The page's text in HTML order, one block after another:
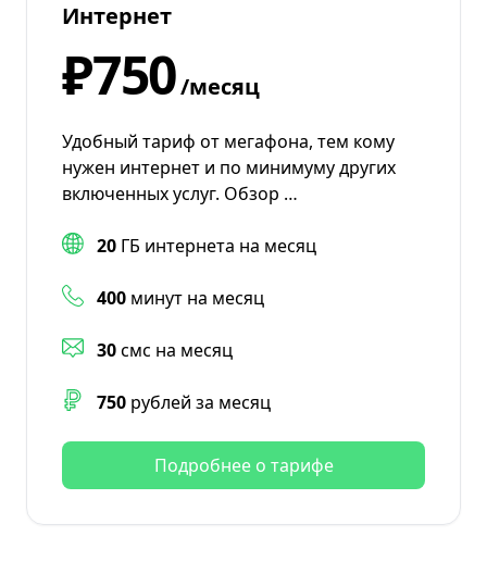
Интернет
₽750/месяц
Удобный тариф от мегафона, тем кому
нужен интернет и по минимуму других
включенных услуг. Обзор …
20 ГБ интернета на месяц
400 минут на месяц
30смс на месяц
750 рублей за месяц
Подробнее о тарифе